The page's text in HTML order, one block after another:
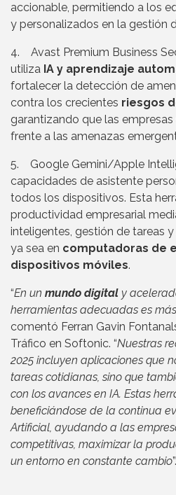
accionable, permitiendo a los
y personalizados en la gestión
4. Avast Premium Business
utiliza IA y aprendizaje
fortalecer la detección de
contra los crecientes riesgos
garantizando que las
frente a las amenazas
5. Google Gemini/Apple
capacidades de asistente
todos los dispositivos. Esta
productividad empresarial
inteligentes, gestión de tareas
ya sea en computadoras de
dispositivos móviles.
“En un mundo digital y
herramientas adecuadas es
comentó Ferran Gavin
Tráfico en Softonic. “Nuestras
2025 incluyen aplicaciones que
tareas cotidianas, sino que
con los avances en IA. Estas
beneficiándose de la continua
Artificial, ayudando a las
competitivas, maximizar la
un entorno en constante cambio”.